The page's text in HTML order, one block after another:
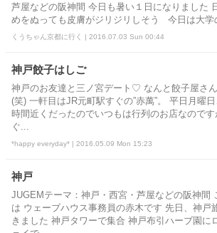
芦屋などの阪神間 今日も暑い１日になりました
めをぬっても皮膚がジリジリしそう 今日は大学
くうちゃん京都に行く | 2016.07.03 Sun 00:44
神戸餃子はしご
神戸のお友達と三ノ宮デート♡ なんと餃子屋さ
(笑) 一軒目はJR元町駅すぐの”赤萬”。 平日月曜
時間近くだったのでいつもは行列のお店なのです
ぐ...
*happy everyday* | 2016.05.09 Mon 15:23
神戸
JUGEMテーマ：神戸・西宮・芦屋などの阪神間
は ウェーブハウス事務員の赤木です 先日、神戸
きました 神戸タワーで集合 神戸布引ハーブ園に